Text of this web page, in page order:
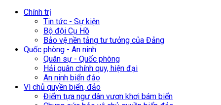
Chính trị
Tin tức - Sự kiện
Bộ đội Cụ Hồ
Bảo vệ nền tảng tư tưởng của Đảng
Quốc phòng - An ninh
Quân sự - Quốc phòng
Hải quân chính quy, hiện đại
An ninh biển đảo
Vì chủ quyền biển, đảo
Điểm tựa ngư dân vươn khơi bám biển